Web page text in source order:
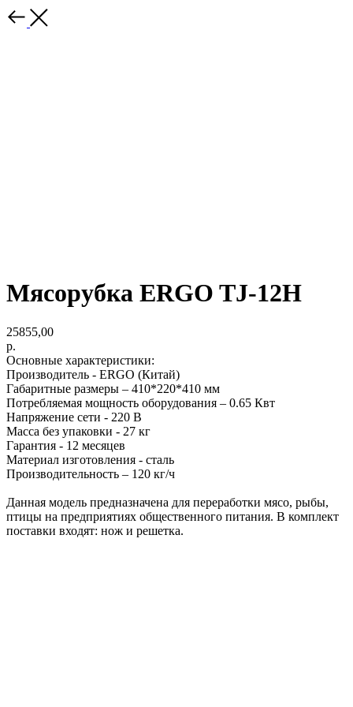
Мясорубка ERGO TJ-12H
25855,00
р.
Основные характеристики:
Производитель - ERGO (Китай)
Габаритные размеры – 410*220*410 мм
Потребляемая мощность оборудования – 0.65 Квт
Напряжение сети - 220 В
Масса без упаковки - 27 кг
Гарантия - 12 месяцев
Материал изготовления - сталь
Производительность – 120 кг/ч
Данная модель предназначена для переработки мясо, рыбы,
птицы на предприятиях общественного питания. В комплект
поставки входят: нож и решетка.